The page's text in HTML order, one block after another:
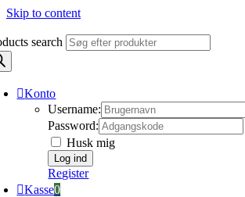
Skip to content
search
Konto
Username:
Password:
Husk mig
Register
Kasse0